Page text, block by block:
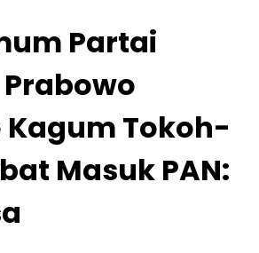
Partai
Tokoh-
Masuk PAN: